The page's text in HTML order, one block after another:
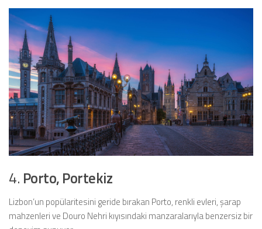
4. Porto, Portekiz
Lizbon’un popülaritesini geride bırakan Porto, renkli evleri, şarap
mahzenleri ve Douro Nehri kıyısındaki manzaralarıyla benzersiz bir